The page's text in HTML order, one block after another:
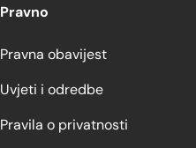
Pravno
Pravna obavijest
Uvjeti i odredbe
Pravila o privatnosti